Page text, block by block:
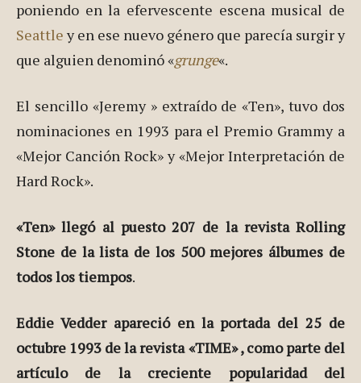
poniendo en la efervescente escena musical de
Seattle y en ese nuevo género que parecía surgir y
que alguien denominó «grunge«.
El sencillo «Jeremy » extraído de «Ten», tuvo dos
nominaciones en 1993 para el Premio Grammy a
«Mejor Canción Rock» y «Mejor Interpretación de
Hard Rock».
«Ten» llegó al puesto 207 de la revista Rolling
Stone de la lista de los 500 mejores álbumes de
todos los tiempos.
Eddie Vedder apareció en la portada del 25 de
octubre 1993 de la revista «TIME» , como parte del
artículo de la creciente popularidad del